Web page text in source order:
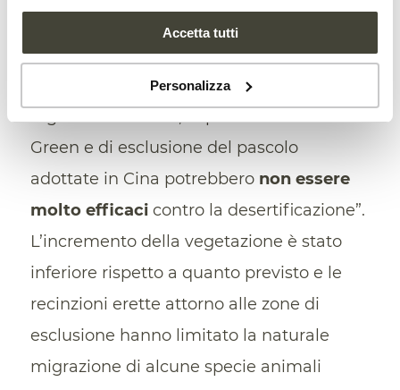
Accetta tutti
Personalizza
Servono nuove strategie di tutela
Attualmente, scrivono gli autori, “a
differenza di ciò che accade in altre
Green e di esclusione del pascolo
adottate in Cina potrebbero non essere
molto efficacicontro la desertificazione”.
L’incremento della vegetazione è stato
inferiore rispetto a quanto previsto e le
recinzioni erette attorno alle zone di
esclusione hanno limitato la naturale
migrazione di alcune specie animali